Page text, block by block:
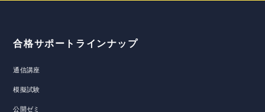
合格サポートラインナップ
通信講座
模擬試験
公開ゼミ